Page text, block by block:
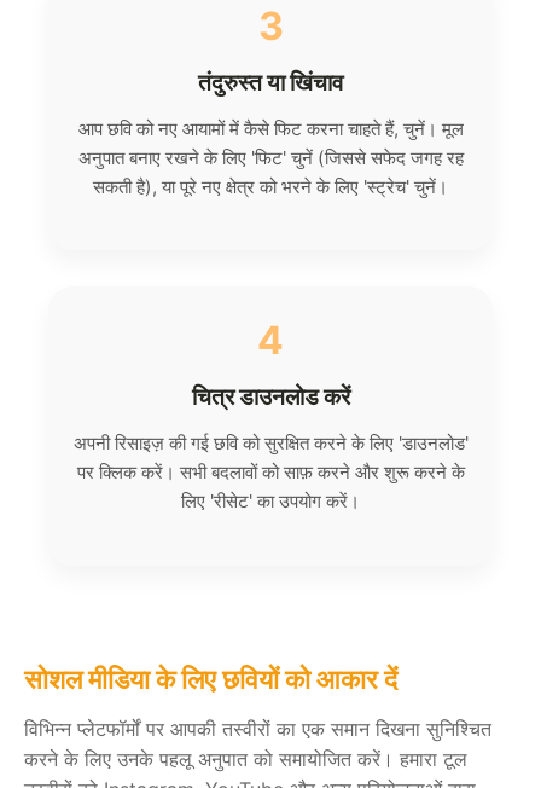
3
तंदुरुस्त या खिंचाव
आप छवि को नए आयामों में कैसे फिट करना चाहते हैं, चुनें। मूल
अनुपात बनाए रखने के लिए 'फिट' चुनें (जिससे सफेद जगह रह
सकती है), या पूरे नए क्षेत्र को भरने के लिए 'स्ट्रेच' चुनें।
4
चित्र डाउनलोड करें
अपनी रिसाइज़ की गई छवि को सुरक्षित करने के लिए 'डाउनलोड'
पर क्लिक करें। सभी बदलावों को साफ़ करने और शुरू करने के
लिए 'रीसेट' का उपयोग करें।
सोशल मीडिया के लिए छवियों को आकार दें
विभिन्न प्लेटफॉर्मों पर आपकी तस्वीरों का एक समान दिखना सुनिश्चित
करने के लिए उनके पहलू अनुपात को समायोजित करें। हमारा टूल